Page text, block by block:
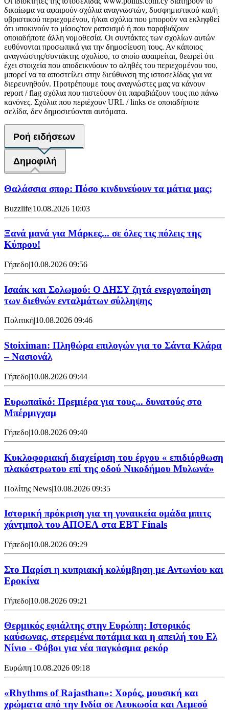
δικαίωμα να αφαιρούν σχόλια αναγνωστών, δυσφημιστικού και/ή
υβριστικού περιεχομένου, ή/και σχόλια που μπορούν να εκληφθεί
ότι υποκινούν το μίσος/τον ρατσισμό ή που παραβιάζουν
οποιαδήποτε άλλη νομοθεσία. Οι συντάκτες των σχολίων αυτών
ευθύνονται προσωπικά για την δημοσίευση τους. Αν κάποιος
αναγνώστης/συντάκτης σχολίου, το οποίο αφαιρείται, θεωρεί ότι
έχει στοιχεία που αποδεικνύουν το αληθές του περιεχομένου του,
μπορεί να τα αποστείλει στην διεύθυνση της ιστοσελίδας για να
διερευνηθούν. Προτρέπουμε τους αναγνώστες μας να κάνουν
report / flag σχόλια που πιστεύουν ότι παραβιάζουν τους πιο πάνω
κανόνες. Σχόλια που περιέχουν URL / links σε οποιαδήποτε
σελίδα, δεν δημοσιεύονται αυτόματα.
Ροή ειδήσεων
Δημοφιλή
Θαλάσσια σπορ: Πόσο κινδυνεύουν τα μάτια μας;
Buzzlife|10.08.2026 10:03
Ξανά μανά για Μάρκες... σε όλες τις πόλεις της
Κύπρου!
Γήπεδο|10.08.2026 09:56
Ισαάκ και Σολωμού: Ο ΔΗΣΥ ζητά ενεργοποίηση
των διεθνών ενταλμάτων σύλληψης
Πολιτική|10.08.2026 09:46
Stoiximan: Πληθώρα επιλογών για το Σάντα Κλάρα
– Νασιονάλ
Γήπεδο|10.08.2026 09:44
Ευρωπαϊκό: Πρεμιέρα για τους... δυνατούς στο
Μπέρμιγχαμ
Γήπεδο|10.08.2026 09:40
Κυκλοφοριακή διαχείριση του έργου « επιδιόρθωση
πλακόστρωτου επί της οδού Νικοδήμου Μυλωνά»
Πολίτης News|10.08.2026 09:35
Ιστορική πρόκριση για τη γυναικεία ομάδα μπιτς
χάντμπολ του ΑΠΟΕΛ στα EBT Finals
Γήπεδο|10.08.2026 09:29
Στο Παρίσι η κυπριακή κολύμβηση με Αντωνίου και
Εροκίνα
Γήπεδο|10.08.2026 09:21
Θερμικός εφιάλτης στην Ευρώπη: Ιστορικός
καύσωνας, στερεμένα ποτάμια και η απειλή του Ελ
Νίνιο - Φόβοι για νέα παγκόσμια ρεκόρ
Ευρώπη|10.08.2026 09:18
«Rhythms of Rajasthan»: Χορός, μουσική και
χρώματα από την Ινδία σε Λευκωσία και Λεμεσό